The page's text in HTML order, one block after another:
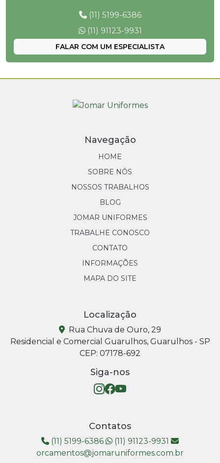
(11) 5199-6386
(11) 91123-9931
FALAR COM UM ESPECIALISTA
Navegação
HOME
SOBRE NÓS
NOSSOS TRABALHOS
BLOG
JOMAR UNIFORMES
TRABALHE CONOSCO
CONTATO
INFORMAÇÕES
MAPA DO SITE
Localização
Rua Chuva de Ouro, 29
Residencial e Comercial Guarulhos, Guarulhos - SP
CEP: 07178-692
Siga-nos
Contatos
(11) 5199-6386
(11) 91123-9931
orcamentos@jomaruniformes.com.br